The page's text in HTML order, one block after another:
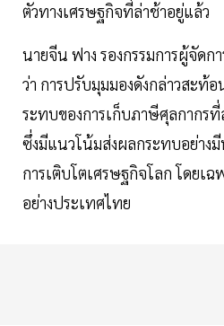
ตัวทางเศรษฐกิจที่ล่าช้าอยู่แล้ว
นายจีน ฟาง รองกรรมการผู้จัดก
ว่า การปรับมุมมองดังกล่าวสะท้
ระทบของการเก็บภาษีศุลกากร
ซึ่งมีแนวโน้มส่งผลกระทบอย่าง
การเติบโตเศรษฐกิจโลก โดยเ
อย่างประเทศไทย